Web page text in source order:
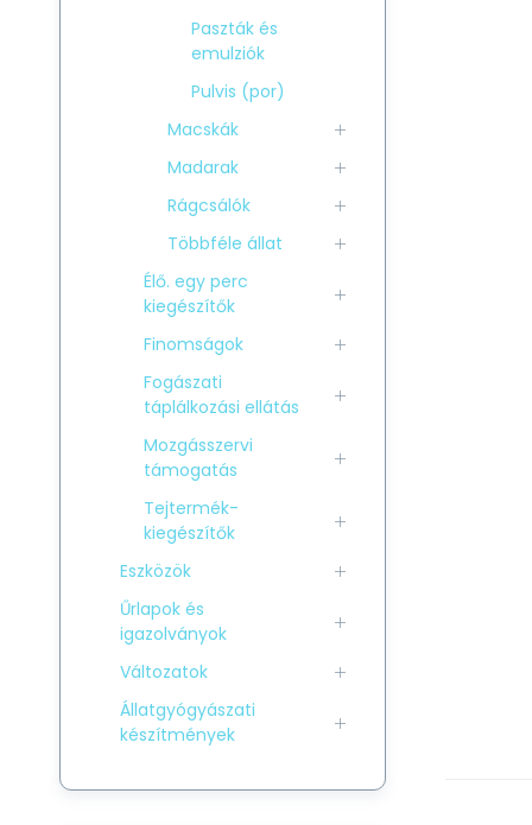
Paszták és
emulziók
Pulvis (por)
Macskák
Madarak
Rágcsálók
Többféle állat
Élő. egy perc
kiegészítők
Finomságok
Fogászati
táplálkozási ellátás
Mozgásszervi
támogatás
Tejtermék-
kiegészítők
Eszközök
Űrlapok és
igazolványok
Változatok
Állatgyógyászati
készítmények